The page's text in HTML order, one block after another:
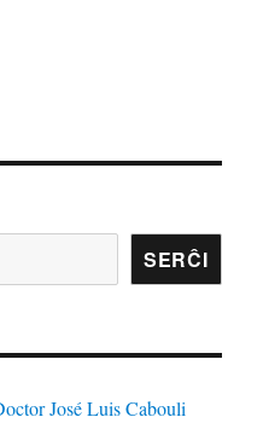
SERĈI
José Luis Cabouli